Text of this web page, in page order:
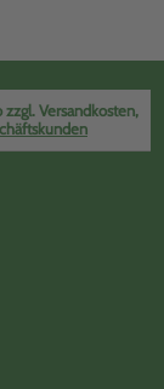
Versandkosten,